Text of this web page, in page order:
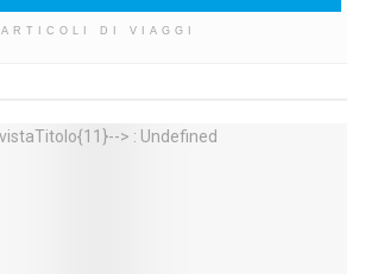
ARTICOLI DI VIAGGI